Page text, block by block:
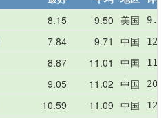
8.15 9.50 美国
7.84 9.71 中国
8.87 11.01 中国
9.05 11.02 中国
10.59 11.09 中国